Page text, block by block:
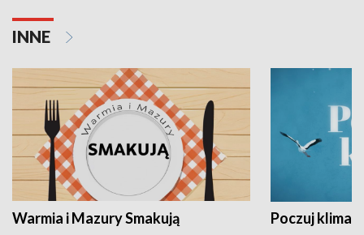
INNE
Warmia i Mazury Smakują Poczuj klimat